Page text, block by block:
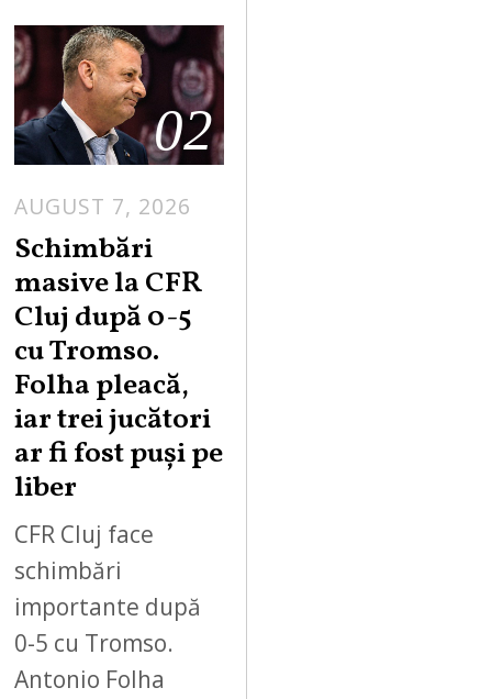
02
AUGUST 7, 2026
Schimbări
masive la CFR
Cluj după 0-5
cu Tromso.
Folha pleacă,
iar trei jucători
ar fi fost puși pe
liber
CFR Cluj face
schimbări
importante după
0-5 cu Tromso.
Antonio Folha